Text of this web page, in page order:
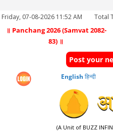
Friday, 07-08-2026 11:52 AM Total
॥ Panchang 2026 (Samvat 2082-
83) ॥
Post your
English हिन्दी
(A Unit of BUZZ